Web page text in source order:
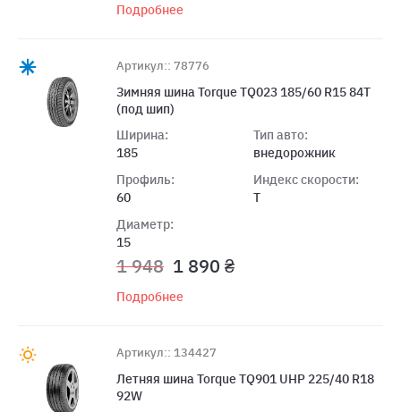
Подробнее
Артикул:: 78776
Зимняя шина Torque TQ023 185/60 R15 84T
(под шип)
Ширина:
185
Профиль:
60
Диаметр:
15
Тип авто:
внедорожник
Индекс скорости:
T
1 948 1 890 ₴
Подробнее
Артикул:: 134427
Летняя шина Torque TQ901 UHP 225/40 R18
92W